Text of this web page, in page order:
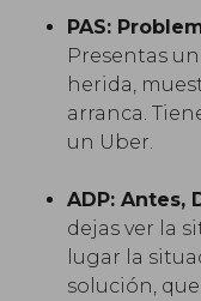
PAS:
Presentas
herida,
arranca.
un Uber.
ADP: Antes,
dejas ver la
lugar la
solución,